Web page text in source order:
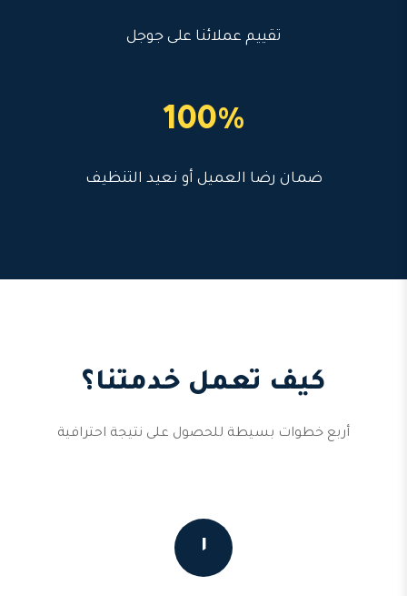
تقييم عملائنا على جوجل
100%
ضمان رضا العميل أو نعيد التنظيف
كيف تعمل خدمتنا؟
أربع خطوات بسيطة للحصول على نتيجة احترافية
١